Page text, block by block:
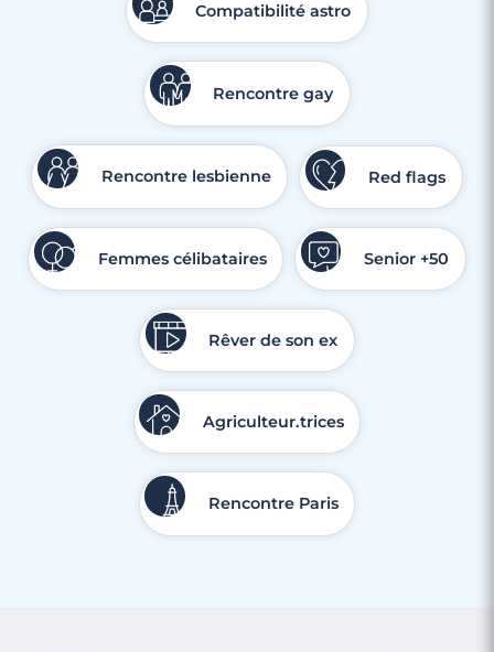
Compatibilité astro
Rencontre gay
Rencontre lesbienne Red flags
Femmes célibataires Senior +50
Rêver de son ex
Agriculteur.trices
Rencontre Paris